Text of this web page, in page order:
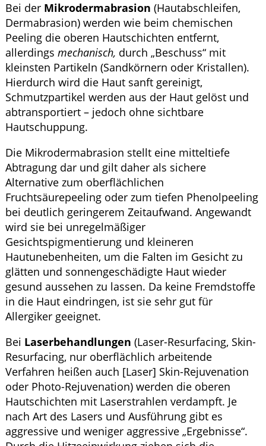
Bei der Mikrodermabrasion (Hautabschleifen,
Dermabrasion) werden wie beim chemischen
Peeling die oberen Hautschichten entfernt,
allerdings mechanisch, durch „Beschuss“ mit
kleinsten Partikeln (Sandkörnern oder Kristallen).
Hierdurch wird die Haut sanft gereinigt,
Schmutzpartikel werden aus der Haut gelöst und
abtransportiert – jedoch ohne sichtbare
Hautschuppung.
Die Mikrodermabrasion stellt eine mitteltiefe
Abtragung dar und gilt daher als sichere
Alternative zum oberflächlichen
Fruchtsäurepeeling oder zum tiefen Phenolpeeling
bei deutlich geringerem Zeitaufwand. Angewandt
wird sie bei unregelmäßiger
Gesichtspigmentierung und kleineren
Hautunebenheiten, um die Falten im Gesicht zu
glätten und sonnengeschädigte Haut wieder
gesund aussehen zu lassen. Da keine Fremdstoffe
in die Haut eindringen, ist sie sehr gut für
Allergiker geeignet.
Bei Laserbehandlungen (Laser-Resurfacing, Skin-
Resurfacing, nur oberflächlich arbeitende
Verfahren heißen auch [Laser] Skin-Rejuvenation
oder Photo-Rejuvenation) werden die oberen
Hautschichten mit Laserstrahlen verdampft. Je
nach Art des Lasers und Ausführung gibt es
aggressive und weniger aggressive „Ergebnisse“.